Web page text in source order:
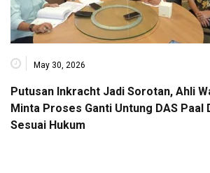
May 30, 2026
Putusan Inkracht Jadi Sorotan, Ahli
Minta Proses Ganti Untung DAS Paal
Sesuai Hukum